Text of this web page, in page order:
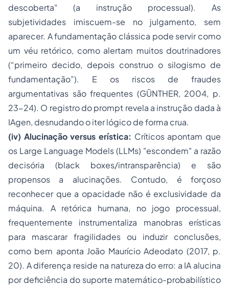
descoberta" (a instrução processual). As
subjetividades imiscuem-se no julgamento, sem
aparecer. A fundamentação clássica pode servir como
um véu retórico, como alertam muitos doutrinadores
(“primeiro decido, depois construo o silogismo de
fundamentação”). E os riscos de fraudes
argumentativas são frequentes (GÜNTHER, 2004, p.
23-24). O registro doprompt revela a instrução dada à
IAgen, desnudando o iter lógico de forma crua.
(iv) Alucinação versus erística: Críticos apontam que
os Large Language Models(LLMs) "escondem" a razão
decisória (black boxes/intransparência) e são
propensos a alucinações. Contudo, é forçoso
reconhecer que a opacidade não é exclusividade da
máquina. A retórica humana, no jogo processual,
frequentemente instrumentaliza manobras erísticas
para mascarar fragilidades ou induzir conclusões,
como bem aponta João Maurício Adeodato (2017, p.
20). A diferença reside na natureza do erro: a IA alucina
por deficiência do suporte matemático-probabilístico